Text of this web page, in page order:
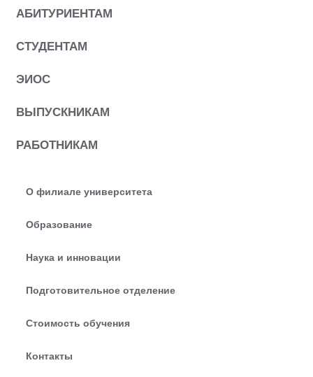
АБИТУРИЕНТАМ
СТУДЕНТАМ
ЭИОС
ВЫПУСКНИКАМ
РАБОТНИКАМ
О филиале университета
Образование
Наука и инновации
Подготовительное отделение
Стоимость обучения
Контакты